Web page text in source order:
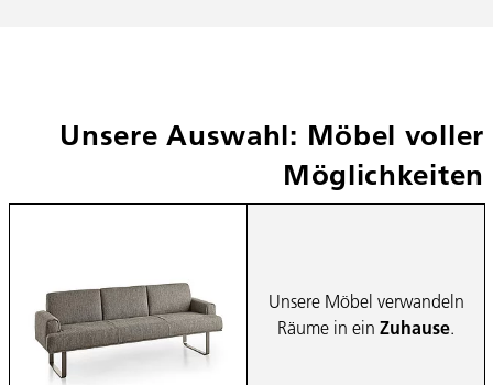
Unsere Auswahl: Möbel voller
Möglichkeiten
Unsere Möbel verwandeln
Räume in ein Zuhause.